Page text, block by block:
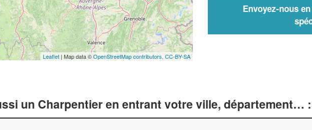
Leaflet | Map data ©OpenStreetMap contributors, CC-BY-SA
Envoyez-nous
un Charpentier en entrant votre ville, département… :